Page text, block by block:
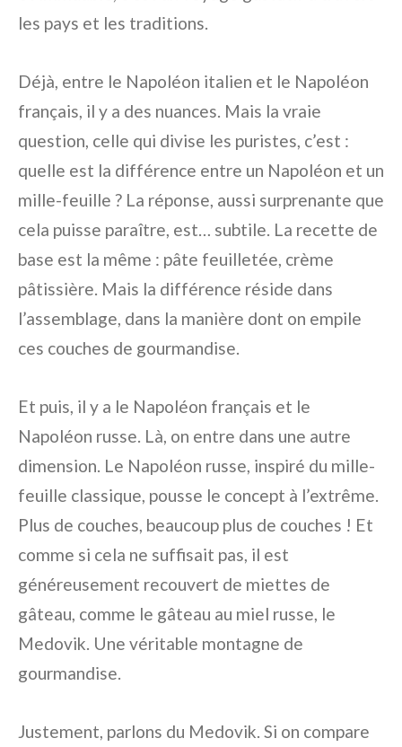
les pays et les traditions.
Déjà, entre le Napoléon italien et le Napoléon
français, il y a des nuances. Mais la vraie
question, celle qui divise les puristes, c’est :
quelle est la différence entre un Napoléon et un
mille-feuille ? La réponse, aussi surprenante que
cela puisse paraître, est… subtile. La recette de
base est la même : pâte feuilletée, crème
pâtissière. Mais la différence réside dans
l’assemblage, dans la manière dont on empile
ces couches de gourmandise.
Et puis, il y a le Napoléon français et le
Napoléon russe. Là, on entre dans une autre
dimension. Le Napoléon russe, inspiré du mille-
feuille classique, pousse le concept à l’extrême.
Plus de couches, beaucoup plus de couches ! Et
comme si cela ne suffisait pas, il est
généreusement recouvert de miettes de
gâteau, comme le gâteau au miel russe, le
Medovik. Une véritable montagne de
gourmandise.
Justement, parlons du Medovik. Si on compare